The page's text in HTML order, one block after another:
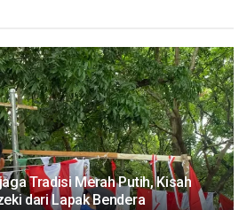
Tradisi Merah Putih, Kisah
dari Lapak Bendera